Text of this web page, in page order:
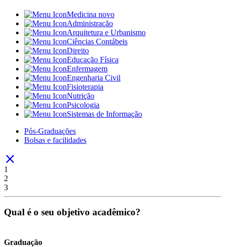
Medicina novo
Administração
Arquitetura e Urbanismo
Ciências Contábeis
Direito
Educação Física
Enfermagem
Engenharia Civil
Fisioterapia
Nutrição
Psicologia
Sistemas de Informação
Pós-Graduações
Bolsas e facilidades
1
2
3
Qual é o seu objetivo acadêmico?
Graduação